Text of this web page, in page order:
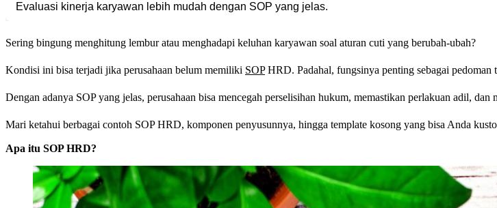
Evaluasi kinerja karyawan lebih mudah dengan SOP yang jelas.
Sering bingung menghitung lembur atau menghadapi keluhan karyawan soal aturan cuti yang berubah-ubah?
Kondisi ini bisa terjadi jika perusahaan belum memiliki SOPHRD. Padahal, fungsinya penting sebagai pedoman
Dengan adanya SOP yang jelas, perusahaan bisa mencegah perselisihan hukum, memastikan perlakuan adil, dan
Mari ketahui berbagai contoh SOP HRD, komponen penyusunnya, hingga template kosong yang bisa Anda
Apa itu SOP HRD?